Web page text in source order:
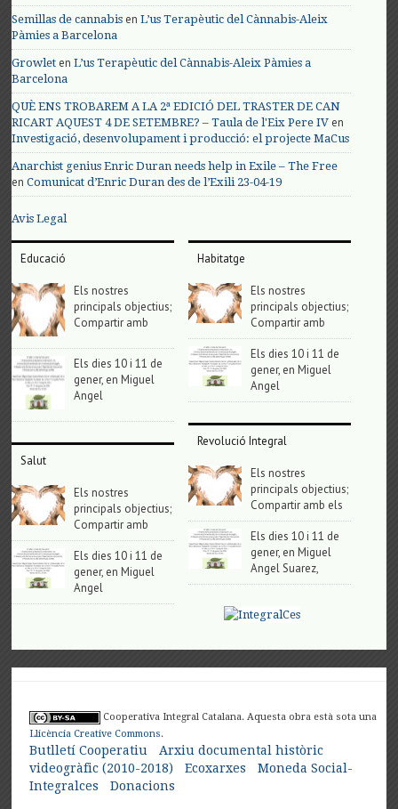
Semillas de cannabis enL’us Terapèutic del Cànnabis-Aleix
Pàmies a Barcelona
Growlet enL’us Terapèutic del Cànnabis-Aleix Pàmies a
Barcelona
QUÈ ENS TROBAREM A LA 2ª EDICIÓ DEL TRASTER DE CAN
RICART AQUEST 4 DE SETEMBRE? – Taula de l'Eix Pere IV en
Investigació, desenvolupament i producció: el projecte MaCus
Anarchist genius Enric Duran needs help in Exile – The Free
enComunicat d’Enric Duran des de l’Exili 23-04-19
Avis Legal
Educació
Els nostres
principals objectius;
Compartir amb
Els dies 10 i 11 de
gener, en Miguel
Angel
Salut
Els nostres
principals objectius;
Compartir amb
Els dies 10 i 11 de
gener, en Miguel
Angel
Habitatge
Els nostres
principals objectius;
Compartir amb
Els dies 10 i 11 de
gener, en Miguel
Angel
Revolució Integral
Els nostres
principals objectius;
Compartir amb els
Els dies 10 i 11 de
gener, en Miguel
Angel Suarez,
Cooperativa Integral Catalana. Aquesta obra està sota una
Llicència Creative Commons.
Butlletí Cooperatiu
Arxiu documental històric
videogràfic (2010-2018)
Ecoxarxes
Moneda Social-
Integralces
Donacions